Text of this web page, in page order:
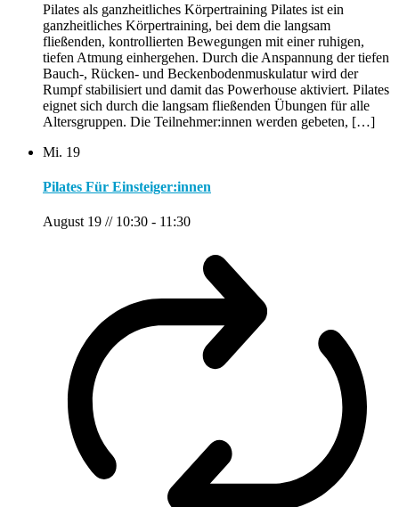
Pilates als ganzheitliches Körpertraining Pilates ist ein
ganzheitliches Körpertraining, bei dem die langsam
fließenden, kontrollierten Bewegungen mit einer ruhigen,
tiefen Atmung einhergehen. Durch die Anspannung der tiefen
Bauch-, Rücken- und Beckenbodenmuskulatur wird der
Rumpf stabilisiert und damit das Powerhouse aktiviert. Pilates
eignet sich durch die langsam fließenden Übungen für alle
Altersgruppen. Die Teilnehmer:innen werden gebeten, […]
Mi. 19
Pilates Für Einsteiger:innen
August 19 // 10:30 - 11:30